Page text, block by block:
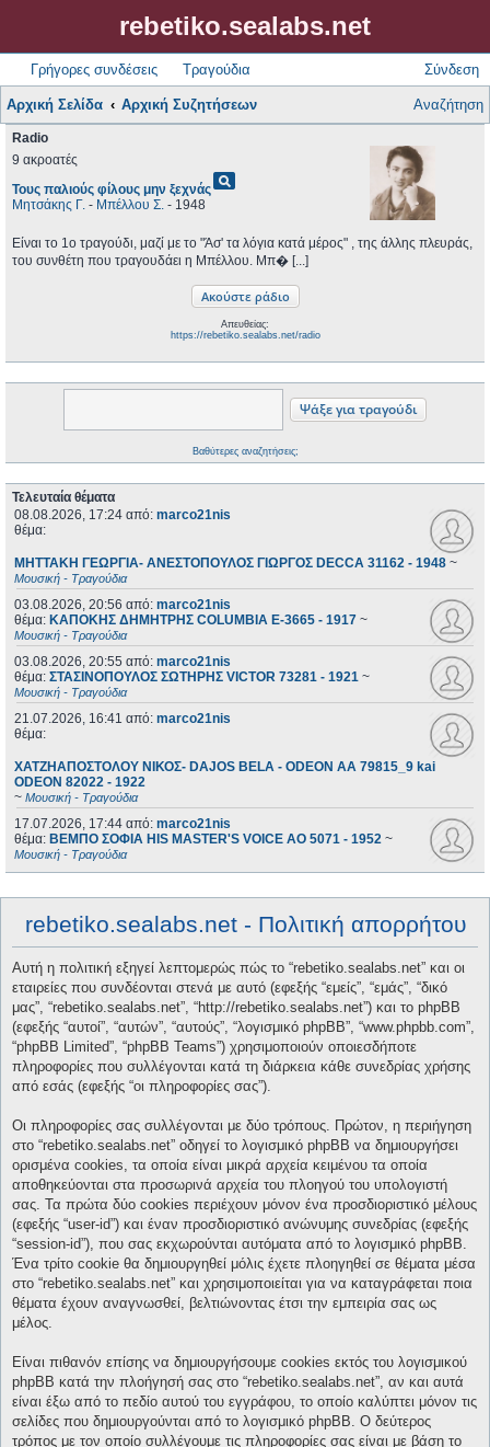
rebetiko.sealabs.net
Γρήγορες συνδέσεις Τραγούδια Σύνδεση
Αρχική Σελίδα Αρχική Συζητήσεων Αναζήτηση
Radio
9 ακροατές
Τους παλιούς φίλους μην ξεχνάςpageview
Μητσάκης Γ. - Μπέλλου Σ. - 1948
Είναι το 1ο τραγούδι, μαζί με το "Άσ' τα λόγια κατά μέρος" , της άλλης πλευράς,
του συνθέτη που τραγουδάει η Μπέλλου. Μπ� [...]
Απευθείας:
https://rebetiko.sealabs.net/radio
Βαθύτερες αναζητήσεις;
Τελευταία θέματα
08.08.2026, 17:24 από: marco21nis
θέμα:
ΜΗΤΤΑΚΗ ΓΕΩΡΓΙΑ- ΑΝΕΣΤΟΠΟΥΛΟΣ ΓΙΩΡΓΟΣ DECCA 31162 - 1948 ~
Μουσική - Τραγούδια
03.08.2026, 20:56 από: marco21nis
θέμα: ΚΑΠΟΚΗΣ ΔΗΜΗΤΡΗΣ COLUMBIA E-3665 - 1917 ~
Μουσική - Τραγούδια
03.08.2026, 20:55 από: marco21nis
θέμα: ΣΤΑΣΙΝΟΠΟΥΛΟΣ ΣΩΤΗΡΗΣ VICTOR 73281 - 1921 ~
Μουσική - Τραγούδια
21.07.2026, 16:41 από: marco21nis
θέμα:
ΧΑΤΖΗΑΠΟΣΤΟΛΟΥ ΝΙΚΟΣ- DAJOS BELA - ODEON AA 79815_9 kai
ODEON 82022 - 1922
~ Μουσική - Τραγούδια
17.07.2026, 17:44 από: marco21nis
θέμα: ΒΕΜΠΟ ΣΟΦΙΑ HIS MASTER'S VOICE AO 5071 - 1952 ~
Μουσική - Τραγούδια
rebetiko.sealabs.net - Πολιτική απορρήτου
Αυτή η πολιτική εξηγεί λεπτομερώς πώς το “rebetiko.sealabs.net” και οι
εταιρείες που συνδέονται στενά με αυτό (εφεξής “εμείς”, “εμάς”, “δικό
μας”, “rebetiko.sealabs.net”, “http://rebetiko.sealabs.net”) και το phpBB
(εφεξής “αυτοί”, “αυτών”, “αυτούς”, “λογισμικό phpBB”, “www.phpbb.com”,
“phpBB Limited”, “phpBB Teams”) χρησιμοποιούν οποιεσδήποτε
πληροφορίες που συλλέγονται κατά τη διάρκεια κάθε συνεδρίας χρήσης
από εσάς (εφεξής “οι πληροφορίες σας”).
Οι πληροφορίες σας συλλέγονται με δύο τρόπους. Πρώτον, η περιήγηση
στο “rebetiko.sealabs.net” οδηγεί το λογισμικό phpBB να δημιουργήσει
ορισμένα cookies, τα οποία είναι μικρά αρχεία κειμένου τα οποία
αποθηκεύονται στα προσωρινά αρχεία του πλοηγού του υπολογιστή
σας. Τα πρώτα δύο cookies περιέχουν μόνον ένα προσδιοριστικό μέλους
(εφεξής “user-id”) και έναν προσδιοριστικό ανώνυμης συνεδρίας (εφεξής
“session-id”), που σας εκχωρούνται αυτόματα από το λογισμικό phpBB.
Ένα τρίτο cookie θα δημιουργηθεί μόλις έχετε πλοηγηθεί σε θέματα μέσα
στο “rebetiko.sealabs.net” και χρησιμοποιείται για να καταγράφεται ποια
θέματα έχουν αναγνωσθεί, βελτιώνοντας έτσι την εμπειρία σας ως
μέλος.
Είναι πιθανόν επίσης να δημιουργήσουμε cookies εκτός του λογισμικού
phpBB κατά την πλοήγησή σας στο “rebetiko.sealabs.net”, αν και αυτά
είναι έξω από το πεδίο αυτού του εγγράφου, το οποίο καλύπτει μόνον τις
σελίδες που δημιουργούνται από το λογισμικό phpBB. Ο δεύτερος
τρόπος με τον οποίο συλλέγουμε τις πληροφορίες σας είναι με βάση το